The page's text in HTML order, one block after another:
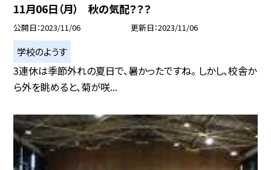
11月06日（月） 秋の気配？？？
公開日 2023/11/06 更新日 2023/11/06
学校のようす
3連休は季節外れの夏日で、暑かったですね。 しかし、校舎か
ら外を眺めると、菊が咲...